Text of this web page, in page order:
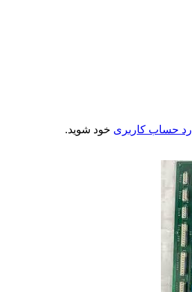
حساب کاربری خود شوید.